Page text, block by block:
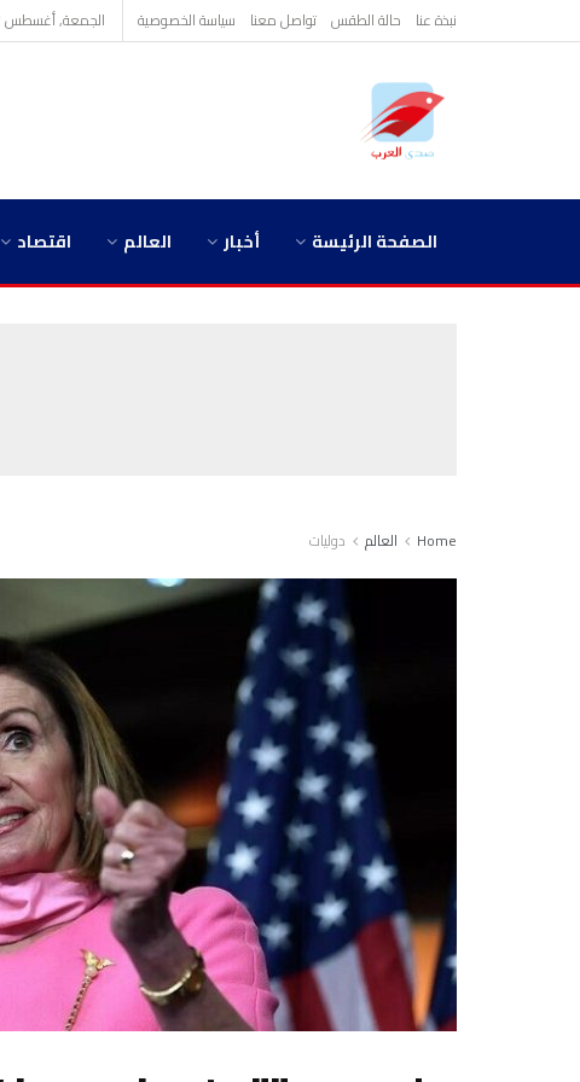
نبذة عنا حالة الطقس تواصل معنا سياسة الخصوصية الجمعة, أغسطس 7, 2026
الصفحة الرئيسة أخبار العالم اقتصاد
Home العالم دوليات